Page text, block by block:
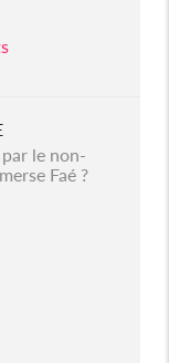
le non-
Faé ?